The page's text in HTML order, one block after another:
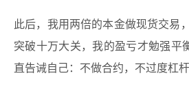
此后，我用两倍的本金做现货交易
突破十万大关，我的盈亏才勉强平
直告诫自己：不做合约，不过度杠杆